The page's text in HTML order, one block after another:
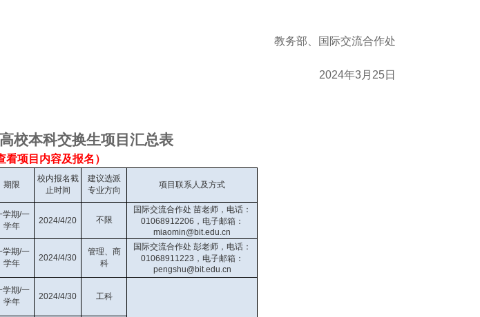
教务部、国际交流合作处
2024年3月25日
校本科交换生项目汇总表
看项目内容及报名 ）
期限
校内报名截
止时间
建议选派
专业方向
项目联系人及方式
学期/一
学年
2024/4/20 不限
国际交流合作处 苗老师，电话：
01068912206，电子邮箱：
miaomin@bit.edu.cn
学期/一
学年
2024/4/30
管理、商
科
国际交流合作处 彭老师，电话：
01068911223，电子邮箱：
pengshu@bit.edu.cn
学期/一
学年
2024/4/30 工科